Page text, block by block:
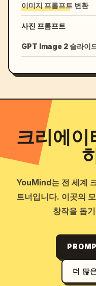
이미지 프롬프트 변환
사진 프롬프트
GPT Image 2 슬라이
크리에이
YouMind는 전 세계
트너입니다. 이곳의
창작을 돕
더 많